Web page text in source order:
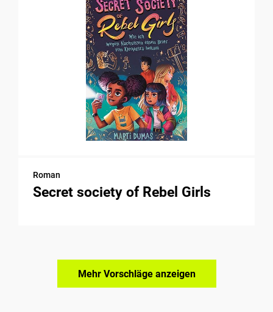
Roman
Secret society of Rebel Girls
Mehr Vorschläge anzeigen